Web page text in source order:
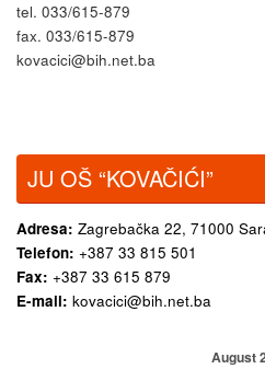
tel. 033/615-879
fax. 033/615-879
kovacici@bih.net.ba
JU OŠ “KOVAČIĆI”
Adresa: Zagrebačka 22, 71000
Telefon: +387 33 815 501
Fax: +387 33 615 879
E-mail: kovacici@bih.net.ba
August